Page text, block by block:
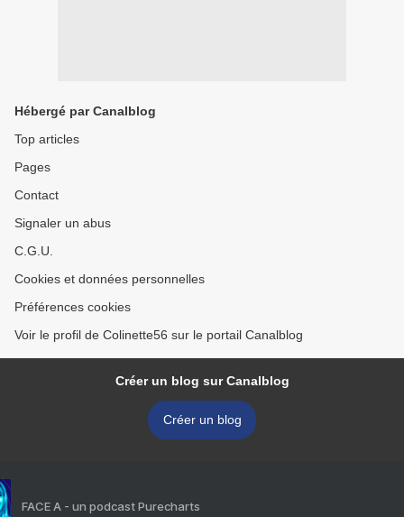
Hébergé par Canalblog
Top articles
Pages
Contact
Signaler un abus
C.G.U.
Cookies et données personnelles
Préférences cookies
Voir le profil de Colinette56 sur le portail Canalblog
Créer un blog sur Canalblog
Créer un blog
FACE A - un podcast Purecharts